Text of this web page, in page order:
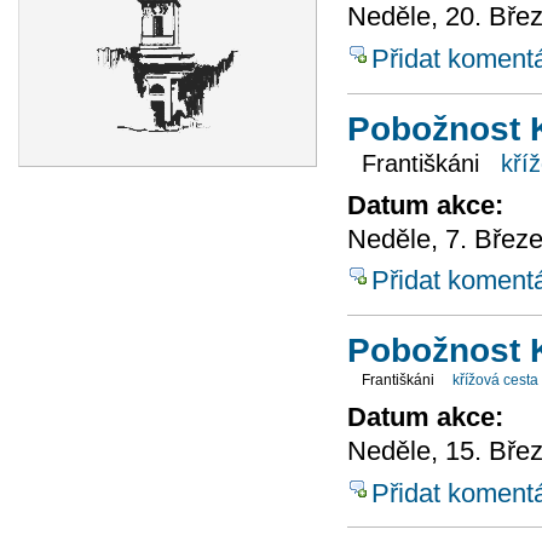
Neděle, 20.
Přidat
Pobožnost
Františkáni
Datum akce:
Neděle, 7.
Přidat
Pobožnost
Františkáni křížová cesta
Datum akce:
Neděle, 15.
Přidat